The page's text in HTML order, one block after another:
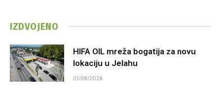
IZDVOJENO
HIFA OIL mreža bogatija za novu
lokaciju u Jelahu
01/08/2026